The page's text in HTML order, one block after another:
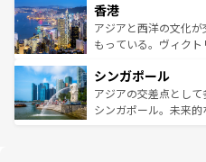
とつ。フォーやバイン
ひ現地で味わいたい
が旅行者を迎えてく
参照してほしい。
の活気が交差している
帯で自然と触れ合い
いビーチでリゾート
激する。気候は一年中
が待っている。親し
た文化、そして多様
香港
アジアと西洋の文化
もっている。ヴィク
み、どこを訪れても感
ており、効率よく見
うな絶景から文化的
シンガポール
アジアの交差点とし
シンガポール。未来